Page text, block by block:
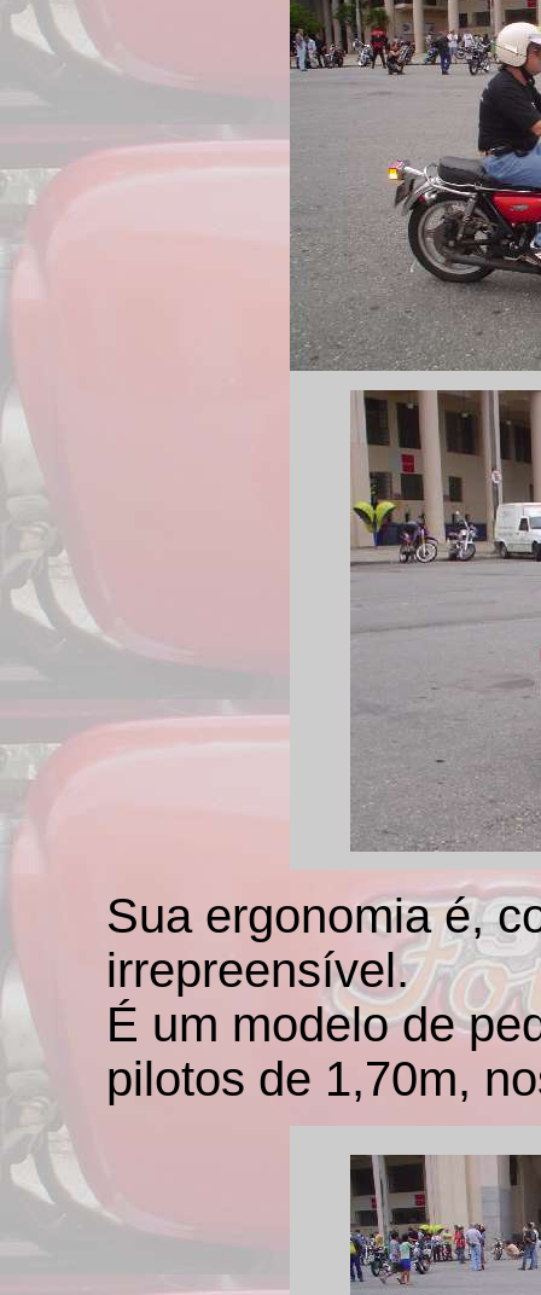
Sua ergonomia é,
irrepreensível.
É um modelo de
pilotos de 1,70m,